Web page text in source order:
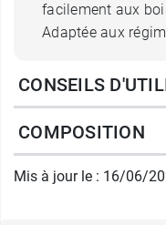
facilement aux
Adaptée aux
Collagen
en France
CONSEILS
COMPOSITION
Mis à jour le : 16/06/